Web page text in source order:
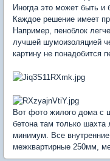
Иногда это может быть и
Каждое решение имеет
Например, пеноблок
лучшей шумоизоляцией
картину не понадобится
Вот фото жилого дома с
бетона там только
минимум. Все внутренние
межквартирные 250мм,